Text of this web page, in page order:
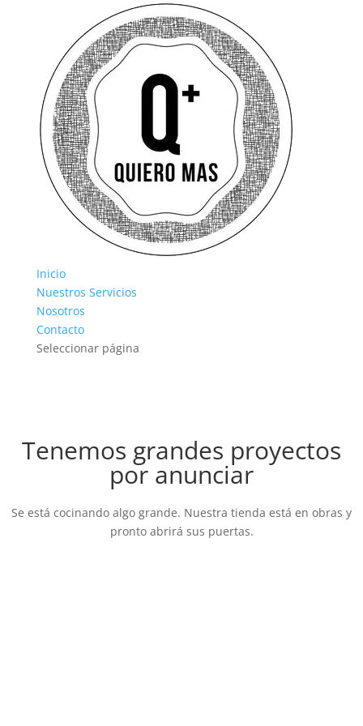
Inicio
Nuestros Servicios
Nosotros
Contacto
Seleccionar página
Tenemos grandes proyectos
por anunciar
Se está cocinando algo grande. Nuestra tienda está en obras y
pronto abrirá sus puertas.